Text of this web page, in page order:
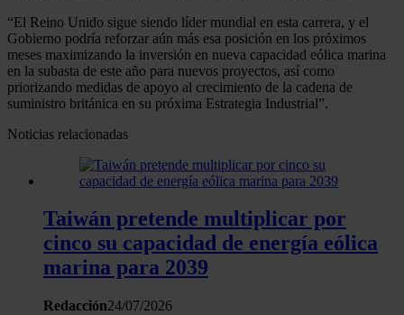
“El Reino Unido sigue siendo líder mundial en esta carrera, y el
Gobierno podría reforzar aún más esa posición en los próximos
meses maximizando la inversión en nueva capacidad eólica marina
en la subasta de este año para nuevos proyectos, así como
priorizando medidas de apoyo al crecimiento de la cadena de
suministro británica en su próxima Estrategia Industrial”.
Noticias relacionadas
Taiwán pretende multiplicar por
cinco su capacidad de energía eólica
marina para 2039
Redacción24/07/2026